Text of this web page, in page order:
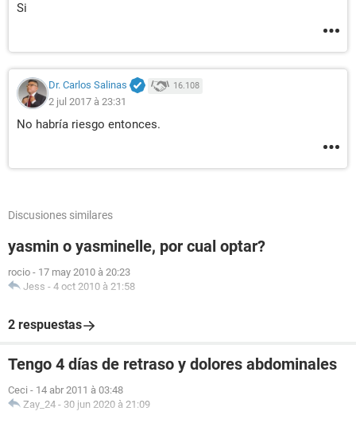
Si
Dr. Carlos Salinas 16.108
2 jul 2017 à 23:31
No habría riesgo entonces.
Discusiones similares
yasmin o yasminelle, por cual optar?
rocio - 17 may 2010 à 20:23
Jess - 4 oct 2010 à 21:58
2 respuestas
Tengo 4 días de retraso y dolores abdominales
Ceci - 14 abr 2011 à 03:48
Zay_24 - 30 jun 2020 à 21:09